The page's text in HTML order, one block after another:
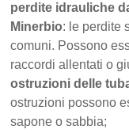
perdite idrauliche
Minerbio: le perdite
comuni. Possono
raccordi allentati o
ostruzioni delle
ostruzioni possono
sapone o sabbia;